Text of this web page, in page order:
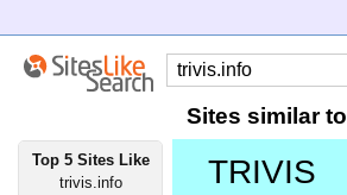
Sites similar to
Top 5 Sites Like
trivis.info
TRIVIS